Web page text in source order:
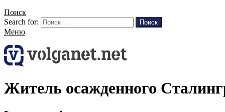
Поиск
Search for:
Поиск
Меню
Житель осажденного